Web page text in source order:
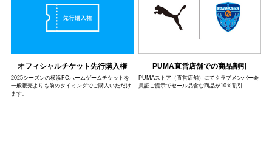
オフィシャルチケット先行購入権
2025シーズンの横浜FCホームゲームチケットを
一般販売よりも前のタイミングでご購入いただけ
ます。
PUMA直営店舗での商品割引
PUMAストア（直営店舗）にてクラブメンバー会
員証ご提示でセール品含む商品が10％割引